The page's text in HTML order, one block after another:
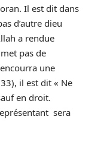
Il est dit dans
d’autre dieu
a rendue
pas de
une
il est dit « Ne
en droit.
sera